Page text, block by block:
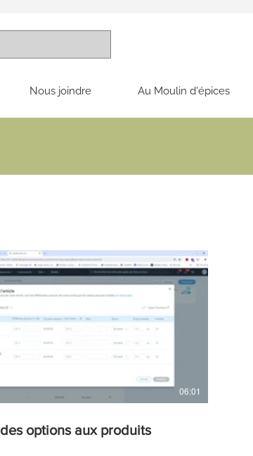
Nous joindre Au Moulin d'épices
06:01
options aux produits